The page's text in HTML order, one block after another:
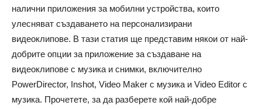
налични приложения за мобилни устройства, които
улесняват създаването на персонализирани
видеоклипове. В тази статия ще представим някои от най-
добрите опции за приложение за създаване на
видеоклипове с музика и снимки, включително
PowerDirector, Inshot, Video Maker с музика и Video Editor с
музика. Прочетете, за да разберете кой най-добре